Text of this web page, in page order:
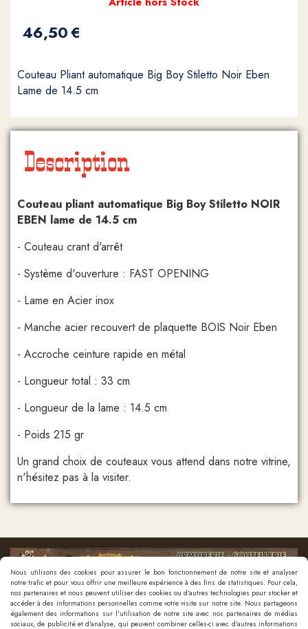
46,50€
Couteau Pliant automatique Big Boy Stiletto Noir Eben
Lame de 14.5 cm
Description
Couteau pliant automatique Big Boy Stiletto NOIR
EBEN lame de 14.5 cm
- Couteau crant d'arrêt
- Système d'ouverture : FAST OPENING
- Lame en Acier inox
- Manche acier recouvert de plaquette BOIS Noir Eben
- Accroche ceinture rapide en métal
- Longueur total : 33 cm
- Longueur de la lame : 14.5 cm
- Poids 215 gr
Un grand choix de couteaux vous attend dans notre vitrine,
n'hésitez pas à la visiter.
Nous utilisons des cookies pour assurer le bon fonctionnement de notre site et analyser
notre trafic et pour vous offrir une meilleure expérience à des fins de statistiques. Pour cela,
nos partenaires et nous peuvent utiliser des cookies ou d'autres technologies pour stocker et
accéder à des informations personnelles comme votre visite sur notre site. Nous partageons
également des informations sur l'utilisation de notre site avec nos partenaires de médias
sociaux, de publicité et d'analyse, qui peuvent combiner celles-ci avec d'autres informations